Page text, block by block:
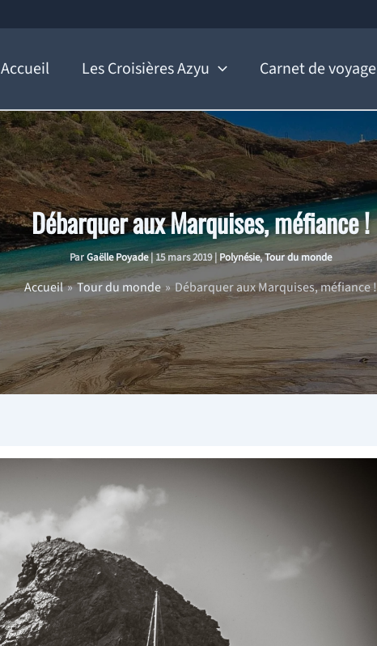
Accueil Les Croisières Azyu Carnet de voyage
Débarquer aux Marquises, méfiance !
ParGaëlle Poyade|15 mars 2019| Polynésie,Tour du monde
Accueil Tour du monde Débarquer aux Marquises, méfiance !